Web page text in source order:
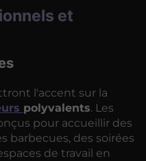
et
l'accent sur la
polyvalents. Les
pour accueillir des
barbecues, des soirées
de travail en